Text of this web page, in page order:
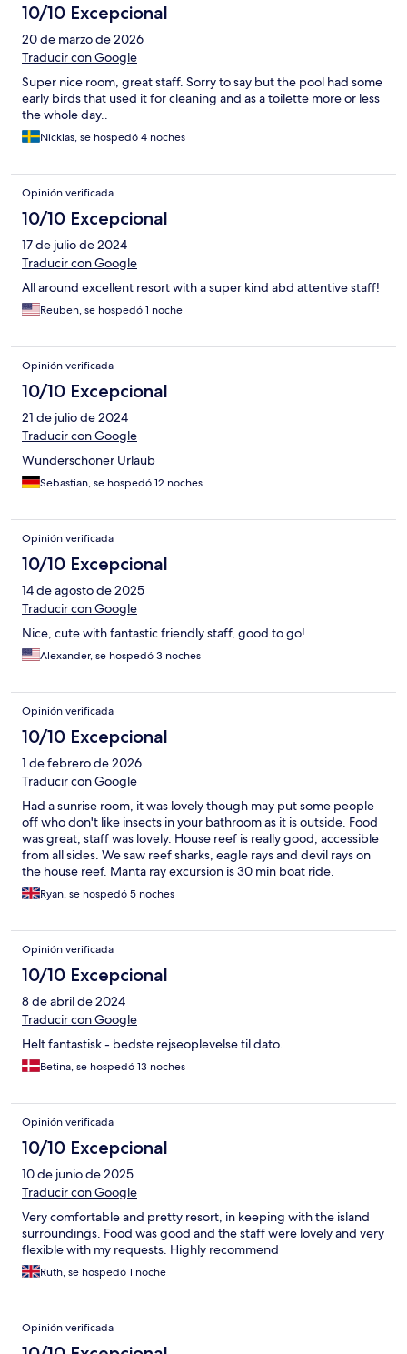
10/10 Excepcional
20 de marzo de 2026
Traducir con Google
Super nice room, great staff. Sorry to say but the pool had some
early birds that used it for cleaning and as a toilette more or less
the whole day..
Nicklas, se hospedó 4 noches
Opinión verificada
10/10 Excepcional
17 de julio de 2024
Traducir con Google
All around excellent resort with a super kind abd attentive staff!
Reuben, se hospedó 1 noche
Opinión verificada
10/10 Excepcional
21 de julio de 2024
Traducir con Google
Wunderschöner Urlaub
Sebastian, se hospedó 12 noches
Opinión verificada
10/10 Excepcional
14 de agosto de 2025
Traducir con Google
Nice, cute with fantastic friendly staff, good to go!
Alexander, se hospedó 3 noches
Opinión verificada
10/10 Excepcional
1 de febrero de 2026
Traducir con Google
Had a sunrise room, it was lovely though may put some people
off who don't like insects in your bathroom as it is outside. Food
was great, staff was lovely. House reef is really good, accessible
from all sides. We saw reef sharks, eagle rays and devil rays on
the house reef. Manta ray excursion is 30 min boat ride.
Ryan, se hospedó 5 noches
Opinión verificada
10/10 Excepcional
8 de abril de 2024
Traducir con Google
Helt fantastisk - bedste rejseoplevelse til dato.
Betina, se hospedó 13 noches
Opinión verificada
10/10 Excepcional
10 de junio de 2025
Traducir con Google
Very comfortable and pretty resort, in keeping with the island
surroundings. Food was good and the staff were lovely and very
flexible with my requests. Highly recommend
Ruth, se hospedó 1 noche
Opinión verificada